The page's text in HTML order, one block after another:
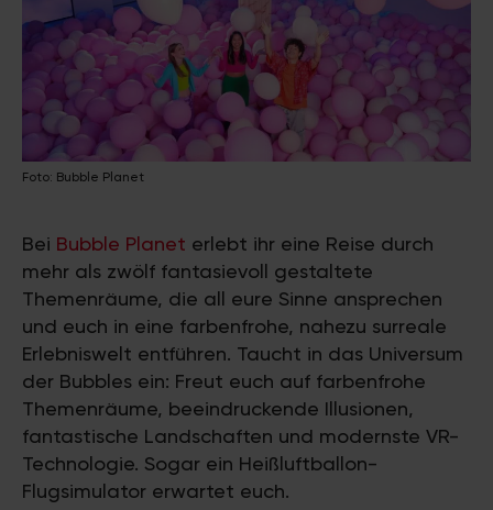
Foto: Bubble Planet
Bei Bubble Planet erlebt ihr eine Reise durch
mehr als zwölf fantasievoll gestaltete
Themenräume, die all eure Sinne ansprechen
und euch in eine farbenfrohe, nahezu surreale
Erlebniswelt entführen. Taucht in das Universum
der Bubbles ein: Freut euch auf farbenfrohe
Themenräume, beeindruckende Illusionen,
fantastische Landschaften und modernste VR-
Technologie. Sogar ein Heißluftballon-
Flugsimulator erwartet euch.